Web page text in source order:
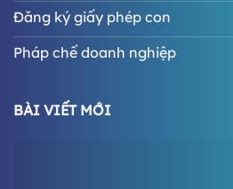
Đăng ký giấy phép con
Pháp chế doanh nghiệp
BÀI VIẾT MỚI